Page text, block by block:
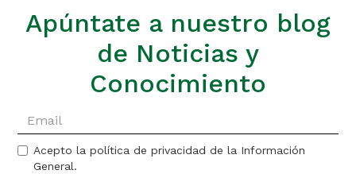
Apúntate a nuestro blog
de Noticias y
Conocimiento
Acepto la política de privacidad de la Información
General.